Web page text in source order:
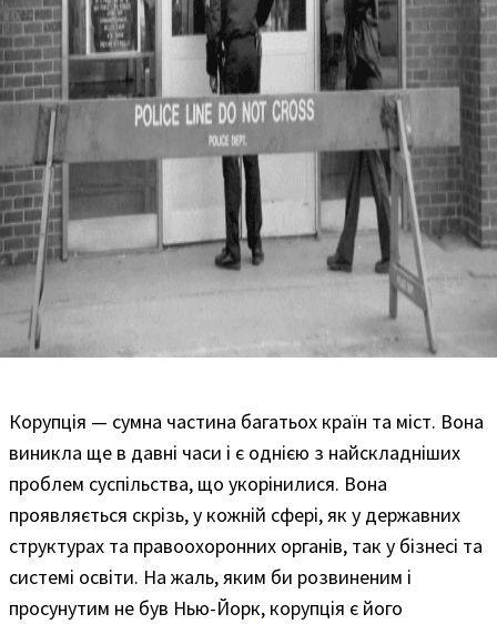
Корупція — сумна частина багатьох країн та міст. Вона
виникла ще в давні часи і є однією з найскладніших
проблем суспільства, що укорінилися. Вона
проявляється скрізь, у кожній сфері, як у державних
структурах та правоохоронних органів, так у бізнесі та
системі освіти. На жаль, яким би розвиненим і
просунутим не був Нью-Йорк, корупція є його